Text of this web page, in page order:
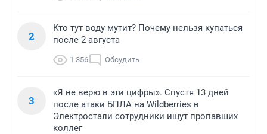
2
Кто тут воду мутит? Почему нельзя купаться
после 2 августа
1 356 Обсудить
3
«Я не верю в эти цифры». Спустя 13 дней
после атаки БПЛА на Wildberries в
Электростали сотрудники ищут пропавших
коллег